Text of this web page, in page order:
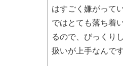
はすごく嫌がって
ではとても落ち着
るので、びっくり
扱いが上手なんです